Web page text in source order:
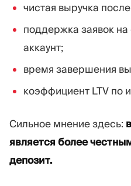
чистая выручка
поддержка заявок
аккаунт;
время завершения
коэффициент LTV по
Сильное мнение здесь:
является более
депозит.